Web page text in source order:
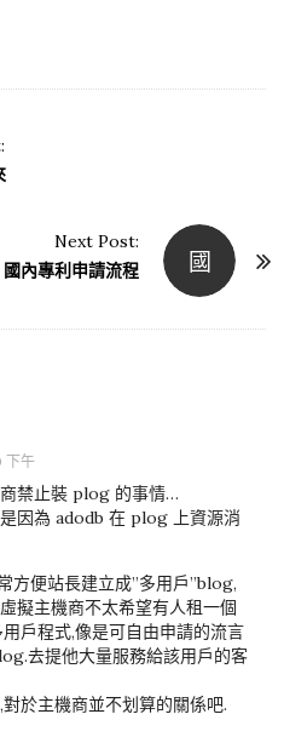
國
Next Post:
國內專利申請流程
下午
禁止裝 plog 的事情…
因為 adodb 在 plog 上資源消
方便站長建立成”多用戶”blog,
擬主機商不太希望有人租一個
戶程式,像是可自由申請的流言
去提他大量服務給該用戶的客
於主機商並不划算的關係吧.